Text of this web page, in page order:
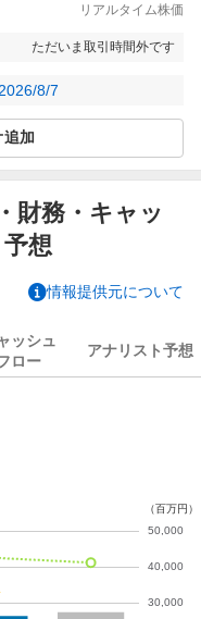
リアルタイム株価
ただいま取引時間外です
2026/8/7
追加
財務・キャッ
想
情報提供元について
ッシュ
ロー
アナリスト予想